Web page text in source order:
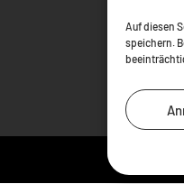
Auf diesen
speichern.